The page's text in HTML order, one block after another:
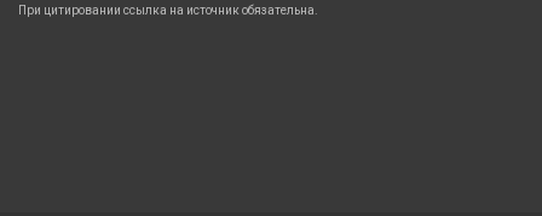
При цитировании ссылка на источник обязательна.